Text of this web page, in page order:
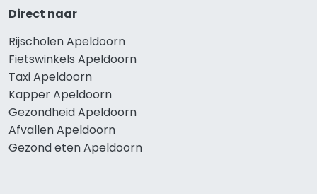
Direct naar
Rijscholen Apeldoorn
Fietswinkels Apeldoorn
Taxi Apeldoorn
Kapper Apeldoorn
Gezondheid Apeldoorn
Afvallen Apeldoorn
Gezond eten Apeldoorn